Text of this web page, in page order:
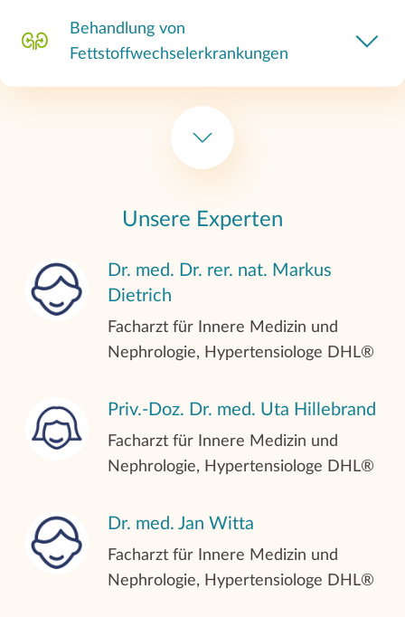
Behandlung von
Fettstoffwechselerkrankungen
Hämodiafiltration
Peritonealdialyse (PD)
Transplantationsvorbereitung und -
nachsorge
Unsere Experten
Dr. med. Dr. rer. nat. Markus
Dietrich
Facharzt für Innere Medizin und
Nephrologie, Hypertensiologe DHL®
Priv.-Doz. Dr. med. Uta Hillebrand
Facharzt für Innere Medizin und
Nephrologie, Hypertensiologe DHL®
Dr. med. Jan Witta
Facharzt für Innere Medizin und
Nephrologie, Hypertensiologe DHL®